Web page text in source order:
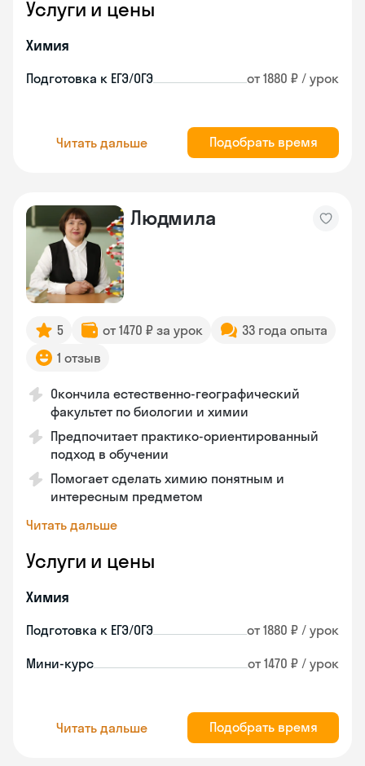
Услуги и цены
Химия
Подготовка к ЕГЭ/ОГЭ от 1880 ₽ / урок
Читать дальше Подобрать время
Людмила
5 от 1470 ₽ за урок
33 года опыта
1 отзыв
Окончила естественно-географический
факультет по биологии и химии
Предпочитает практико-ориентированный
подход в обучении
Помогает сделать химию понятным и
интересным предметом
Читать дальше
Услуги и цены
Химия
Подготовка к ЕГЭ/ОГЭ от 1880 ₽ / урок
Мини-курс от 1470 ₽ / урок
Читать дальше Подобрать время